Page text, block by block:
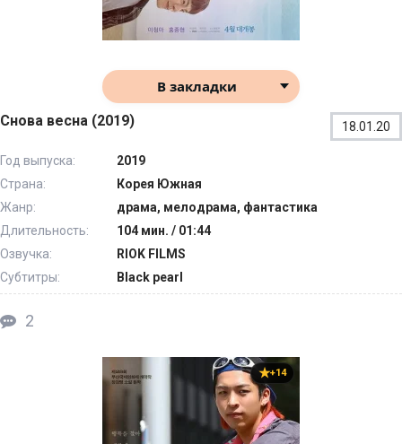
В закладки
Снова весна (2019) 18.01.20
Год выпуска:
2019
Страна:
Корея Южная
Жанр:
драма, мелодрама, фантастика
Длительность:
104 мин. / 01:44
Озвучка:
RIOK FILMS
Субтитры:
Black pearl
2
+14